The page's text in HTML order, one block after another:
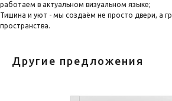
работаем в актуальном визуальном языке;
Тишина и уют - мы создаём не просто двери, а
пространства.
Другие предложения